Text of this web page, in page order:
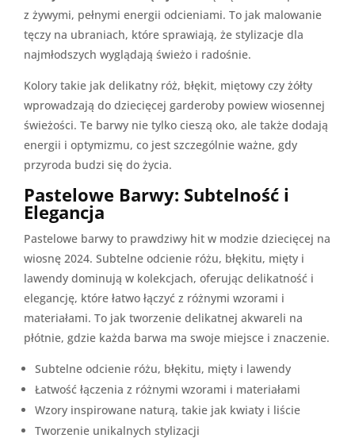
z żywymi, pełnymi energii odcieniami. To jak malowanie
tęczy na ubraniach, które sprawiają, że stylizacje dla
najmłodszych wyglądają świeżo i radośnie.
Kolory takie jak delikatny róż, błękit, miętowy czy żółty
wprowadzają do dziecięcej garderoby powiew wiosennej
świeżości. Te barwy nie tylko cieszą oko, ale także dodają
energii i optymizmu, co jest szczególnie ważne, gdy
przyroda budzi się do życia.
Pastelowe Barwy: Subtelność i
Elegancja
Pastelowe barwy to prawdziwy hit w modzie dziecięcej na
wiosnę 2024. Subtelne odcienie różu, błękitu, mięty i
lawendy dominują w kolekcjach, oferując delikatność i
elegancję, które łatwo łączyć z różnymi wzorami i
materiałami. To jak tworzenie delikatnej akwareli na
płótnie, gdzie każda barwa ma swoje miejsce i znaczenie.
Subtelne odcienie różu, błękitu, mięty i lawendy
Łatwość łączenia z różnymi wzorami i materiałami
Wzory inspirowane naturą, takie jak kwiaty i liście
Tworzenie unikalnych stylizacji